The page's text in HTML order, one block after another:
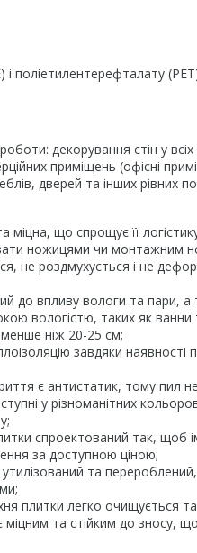
і поліетилентерефталату
декорування стін у
приміщень (офісні
дверей та інших рівних
міцна, що спрощує її
ножицями чи монтажним
не роздмухується і не
до впливу вологи та
вологістю, таких як ванни
менше ніж 20-25 см;
завдяки
є антистатик, тому пил
у різноманітних
спроектований так, щоб
за доступною ціною;
утилізований та
плитки легко очищується
міцним та стійким до зносу,